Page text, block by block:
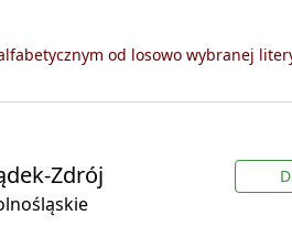
od losowo wybranej
Zdrój